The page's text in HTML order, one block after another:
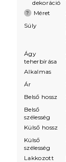
dekoráció
? Méret
Súly
Ágy
teherbírása
Alkalmas
Ár
Belső hossz
Belső
szélesség
Külső hossz
Külső
szélesség
Lakkozott